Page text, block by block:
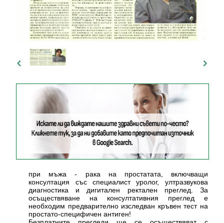
при мъжа - рака на простатата, включващи
консултация със специалист уролог, ултразвукова
диагностика и дигитален ректален преглед. За
осъществяване на консултативния преглед е
необходим предварително изследван кръвен тест на
простато-специфичен антиген!